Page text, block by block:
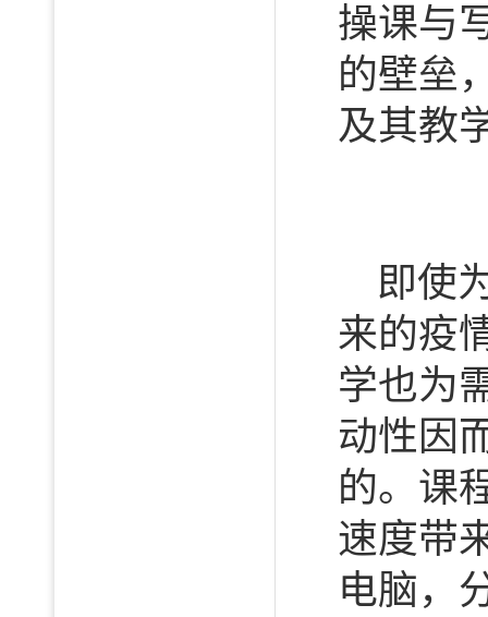
操课与
的壁垒
及其教
即使
来的疫
学也为
动性因
的。课
速度带
电脑，